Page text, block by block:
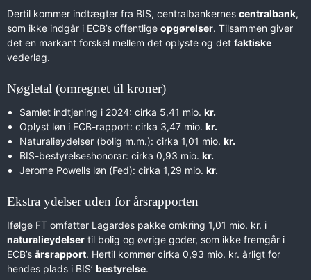
Dertil kommer indtægter fra BIS, centralbankernes centralbank,
som ikke indgår i ECB’s offentlige opgørelser. Tilsammen giver
det en markant forskel mellem det oplyste og det faktiske
vederlag.
Nøgletal (omregnet til kroner)
Samlet indtjening i 2024: cirka 5,41 mio. kr.
Oplyst løn i ECB-rapport: cirka 3,47 mio. kr.
Naturalieydelser (bolig m.m.): cirka 1,01 mio. kr.
BIS-bestyrelseshonorar: cirka 0,93 mio. kr.
Jerome Powells løn (Fed): cirka 1,29 mio. kr.
Ekstra ydelser uden for årsrapporten
Ifølge FT omfatter Lagardes pakke omkring 1,01 mio. kr. i
naturalieydelser til bolig og øvrige goder, som ikke fremgår i
ECB’s årsrapport. Hertil kommer cirka 0,93 mio. kr. årligt for
hendes plads i BIS’ bestyrelse.